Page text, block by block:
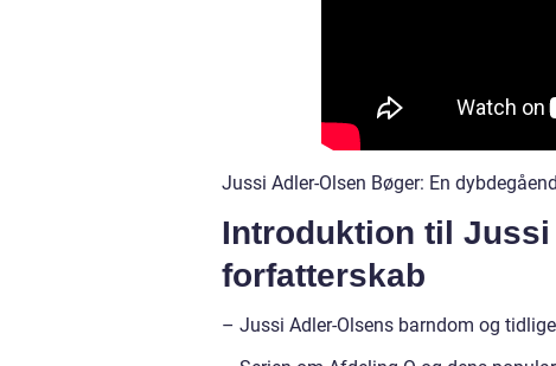
Jussi Adler-Olsen Bøger: En
Introduktion til
forfatterskab
– Jussi Adler-Olsens barndom og